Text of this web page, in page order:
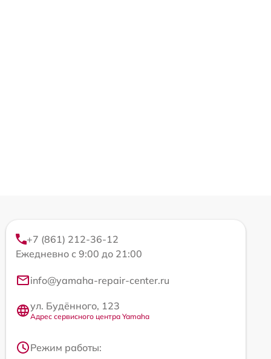
+7 (861) 212-36-12
Ежедневно с 9:00 до 21:00
info@yamaha-repair-center.ru
ул. Будённого, 123
Адрес сервисного центра Yamaha
Режим работы: